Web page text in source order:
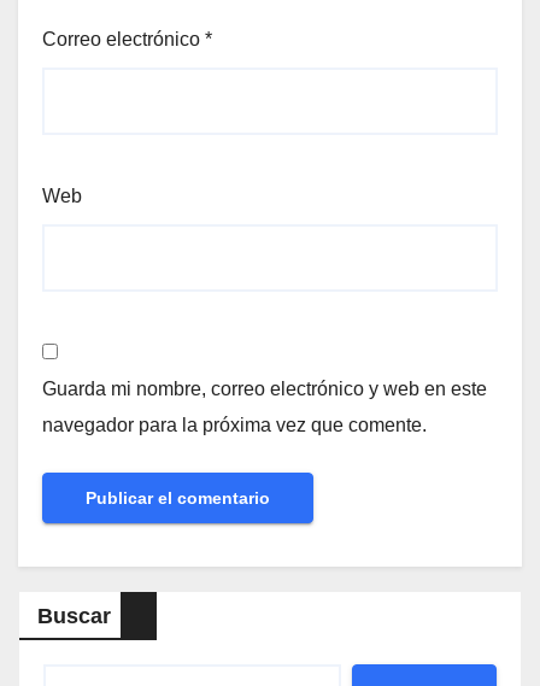
Correo electrónico *
Web
Guarda mi nombre, correo electrónico y web en este
navegador para la próxima vez que comente.
Buscar